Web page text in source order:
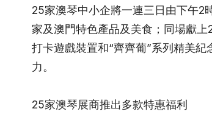
25家澳琴中小企將一連三日由下午2
家及澳門特色產品及美食；同場獻
打卡遊戲裝置和“齊齊葡”系列精美
力。
25家澳琴展商推出多款特惠福利